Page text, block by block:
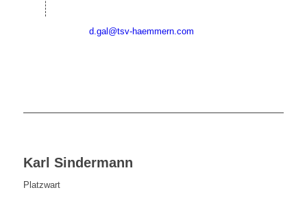
d.gal@tsv-haemmern.com
Karl Sindermann
Platzwart